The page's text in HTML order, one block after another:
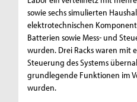
sowie sechs simulierten
elektrotechnischen
Batterien sowie Mess- und
wurden. Drei Racks waren mit
Steuerung des Systems
grundlegende Funktionen im
wurden.